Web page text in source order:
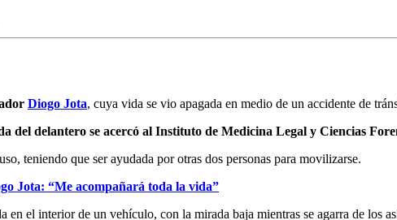
Diogo Jota, cuya vida se vio apagada en medio de un accidente de
del delantero se acercó al Instituto de Medicina Legal y Ciencias
teniendo que ser ayudada por otras dos personas para movilizarse.
Jota: “Me acompañará toda la vida”
en el interior de un vehículo, con la mirada baja mientras se agarra de los